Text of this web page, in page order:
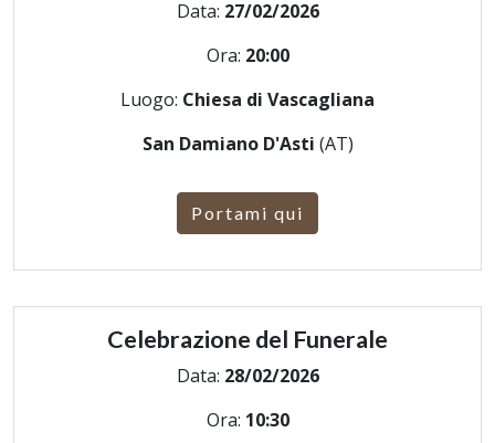
Data: 27/02/2026
Ora: 20:00
Luogo: Chiesa di Vascagliana
San Damiano D'Asti (AT)
Portami qui
Celebrazione del Funerale
Data: 28/02/2026
Ora: 10:30